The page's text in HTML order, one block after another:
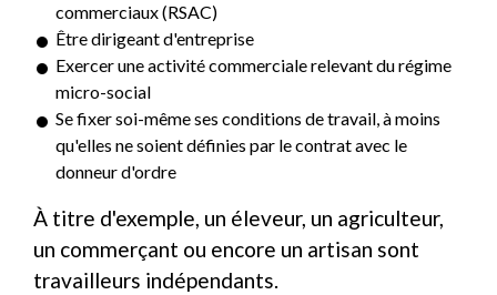
commerciaux (RSAC)
Être dirigeant d'entreprise
Exercer une activité commerciale relevant du régime
micro-social
Se fixer soi-même ses conditions de travail, à moins
qu'elles ne soient définies par le contrat avec le
donneur d'ordre
À titre d'exemple, un éleveur, un agriculteur,
un commerçant ou encore un artisan sont
travailleurs indépendants.